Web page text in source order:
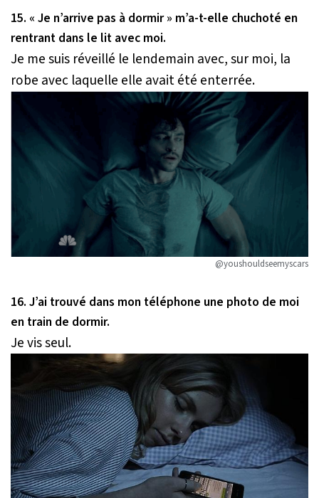
15. « Je n’arrive pas à dormir » m’a-t-elle chuchoté en
rentrant dans le lit avec moi.
Je me suis réveillé le lendemain avec, sur moi, la
robe avec laquelle elle avait été enterrée.
@youshouldseemyscars
16. J’ai trouvé dans mon téléphone une photo de moi
en train de dormir.
Je vis seul.